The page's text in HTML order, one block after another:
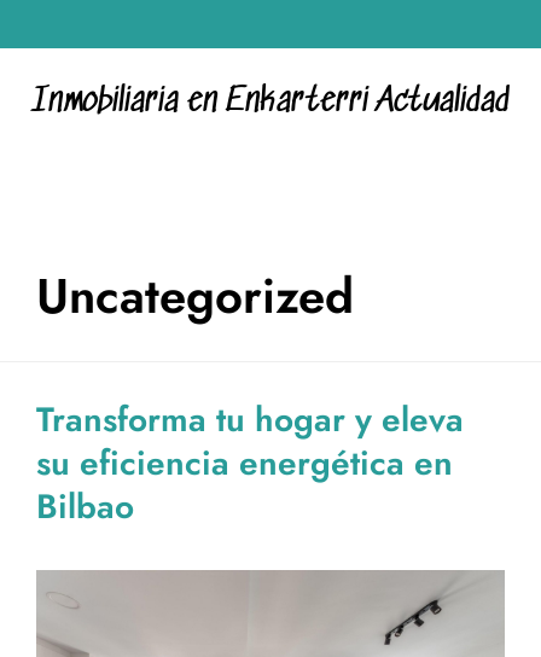
Inmobiliaria en Enkarterri Actualidad
Uncategorized
Transforma tu hogar y eleva
su eficiencia energética en
Bilbao